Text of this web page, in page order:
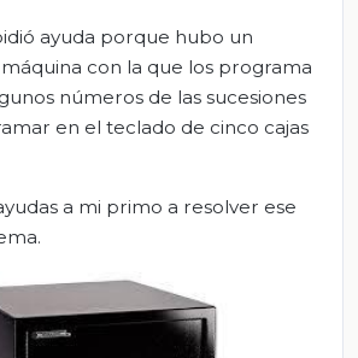
ayuda porque hubo un
con la que los programa
números de las sucesiones
en el teclado de cinco cajas
a mi primo a resolver ese